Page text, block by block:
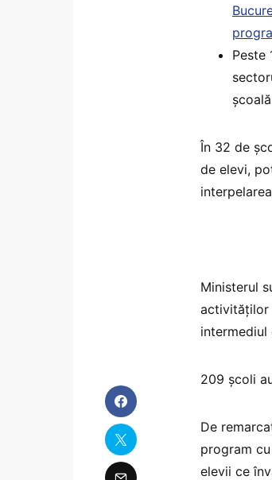
Peste
În 32 de
de elevi,
Ministerul
activităţilor
intermediul
209 școli
De
program
elevii ce